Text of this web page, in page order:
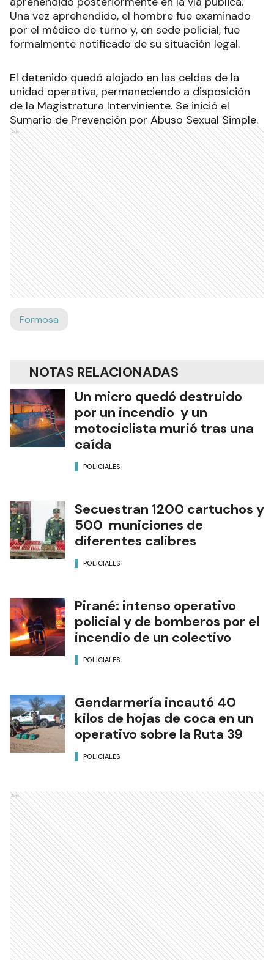
Una vez aprehendido, el hombre fue examinado
por el médico de turno y, en sede policial, fue
formalmente notificado de su situación legal.
El detenido quedó alojado en las celdas de la
unidad operativa, permaneciendo a disposición
de la Magistratura Interviniente. Se inició el
Sumario de Prevención por Abuso Sexual Simple.
Ads
Formosa
NOTAS RELACIONADAS
Un micro quedó destruido
por un incendio y un
motociclista murió tras una
caída
POLICIALES
Secuestran 1200 cartuchos y
500 municiones de
diferentes calibres
POLICIALES
Pirané: intenso operativo
policial y de bomberos por el
incendio de un colectivo
POLICIALES
Gendarmería incautó 40
kilos de hojas de coca en un
operativo sobre la Ruta 39
POLICIALES
Ads